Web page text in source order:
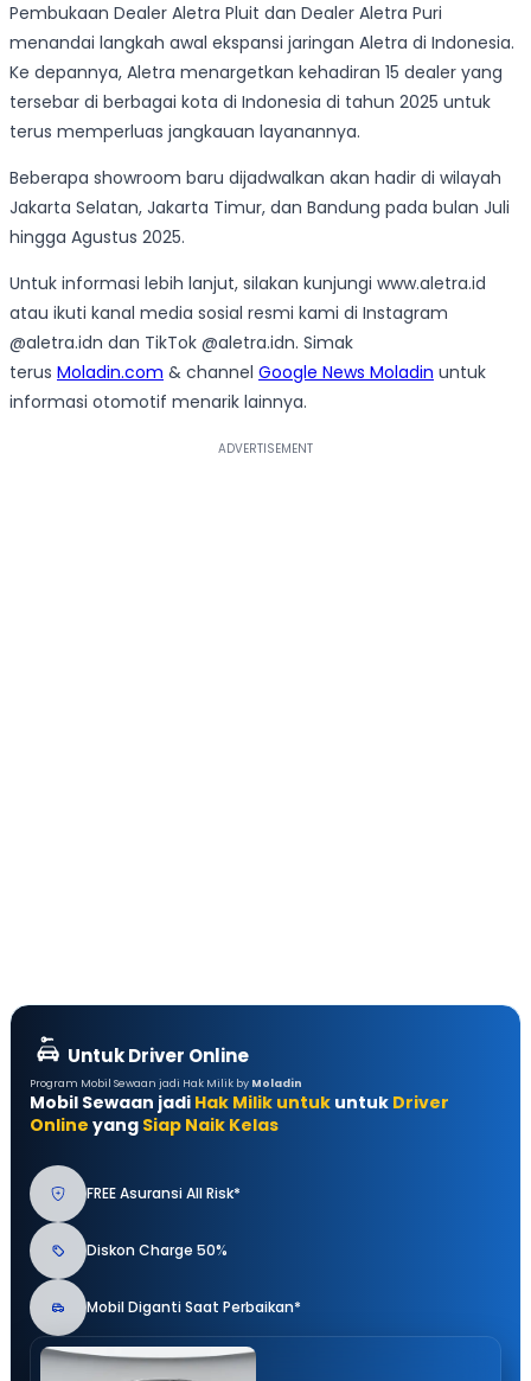
Pembukaan Dealer Aletra Pluit dan Dealer Aletra Puri
menandai langkah awal ekspansi jaringan Aletra di Indonesia.
Ke depannya, Aletra menargetkan kehadiran 15 dealer yang
tersebar di berbagai kota di Indonesia di tahun 2025 untuk
terus memperluas jangkauan layanannya.
Beberapa showroom baru dijadwalkan akan hadir di wilayah
Jakarta Selatan, Jakarta Timur, dan Bandung pada bulan Juli
hingga Agustus 2025.
Untuk informasi lebih lanjut, silakan kunjungi www.aletra.id
atau ikuti kanal media sosial resmi kami di Instagram
@aletra.idn dan TikTok @aletra.idn. Simak
terus Moladin.com & channel Google News Moladin untuk
informasi otomotif menarik lainnya.
Untuk Driver Online
Program Mobil Sewaan jadi Hak Milik by Moladin
Mobil Sewaan jadi Hak Milik untuk untuk Driver
Online yang Siap Naik Kelas
FREE Asuransi All Risk*
Diskon Charge 50%
Mobil Diganti Saat Perbaikan*